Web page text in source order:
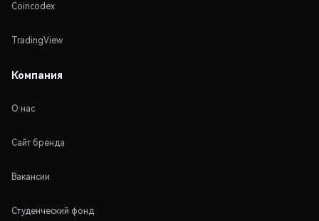
Coincodex
TradingView
Компания
О нас
Сайт бренда
Вакансии
Студенческий фонд